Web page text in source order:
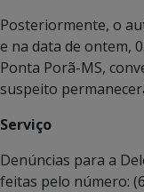
Posteriormente, o
e na data de ontem,
Ponta Porã-MS,
suspeito
Serviço
Denúncias para a
feitas pelo número: